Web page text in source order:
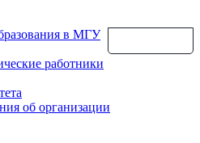
в МГУ
работники
об организации